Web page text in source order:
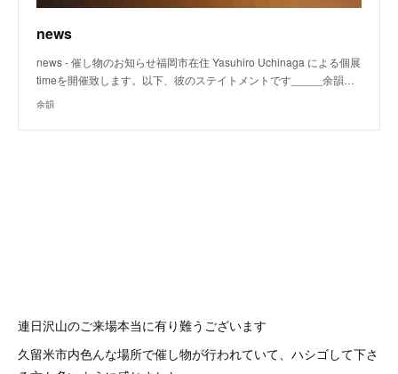
news
news - 催し物のお知らせ福岡市在住 Yasuhiro Uchinaga による個展
timeを開催致します。以下、彼のステイトメントです_____余韻…
余韻
連日沢山のご来場本当に有り難うございます
久留米市内色んな場所で催し物が行われていて、ハシゴして下さ